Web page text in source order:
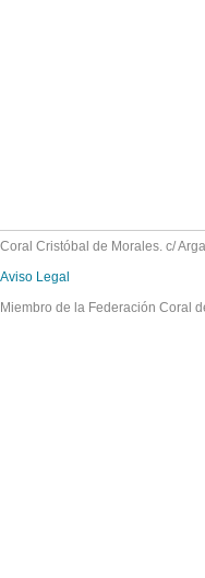
Coral Cristóbal de Morales. c/
Aviso Legal
Miembro de la Federación Coral